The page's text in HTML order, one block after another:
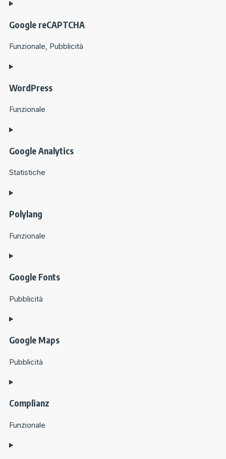
Google reCAPTCHA
Funzionale, Pubblicità
WordPress
Funzionale
Google Analytics
Statistiche
Polylang
Funzionale
Google Fonts
Pubblicità
Google Maps
Pubblicità
Complianz
Funzionale